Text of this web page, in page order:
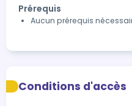
Prérequis
Aucun prérequis
Conditions d'accès